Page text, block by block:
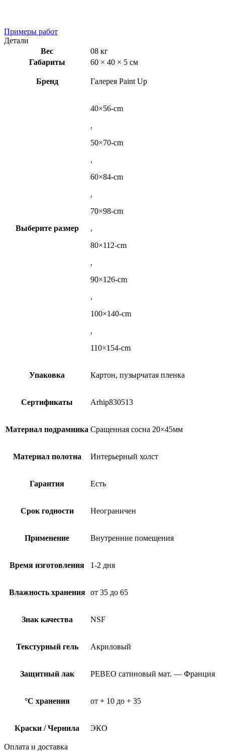
Примеры работ
Детали
Вес
08 кг
Габариты
60 × 40 × 5 см
Бренд Галерея Paint Up
Выберите размер
40×56-cm
,
50×70-cm
,
60×84-cm
,
70×98-cm
,
80×112-cm
,
90×126-cm
,
100×140-cm
,
110×154-cm
Упаковка Картон, пузырчатая пленка
Сертификаты Arhip830513
Материал подрамника Сращенная сосна 20×45мм
Материал полотна Интерьерный холст
Гарантия Есть
Срок годности Неограничен
Применение Внутренние помещения
Время изготовления 1-2 дня
Влажность хранения от 35 до 65
Знак качества NSF
Текстурный гель Акриловый
Защитный лак PEBEO сатиновый мат. — Франция
°C хранения от + 10 до + 35
Краски / Чернила ЭКО
Оплата и доставка